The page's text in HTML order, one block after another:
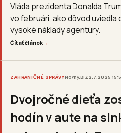
Vláda prezidenta Donalda
vo februári, ako dôvod uviedla
vysoké náklady agentúry.
Čítať článok→
ZAHRANIČNÉ SPRÁVYNovny.BIZ2.7.2025
Dvojročné dieťa
hodín v aute na